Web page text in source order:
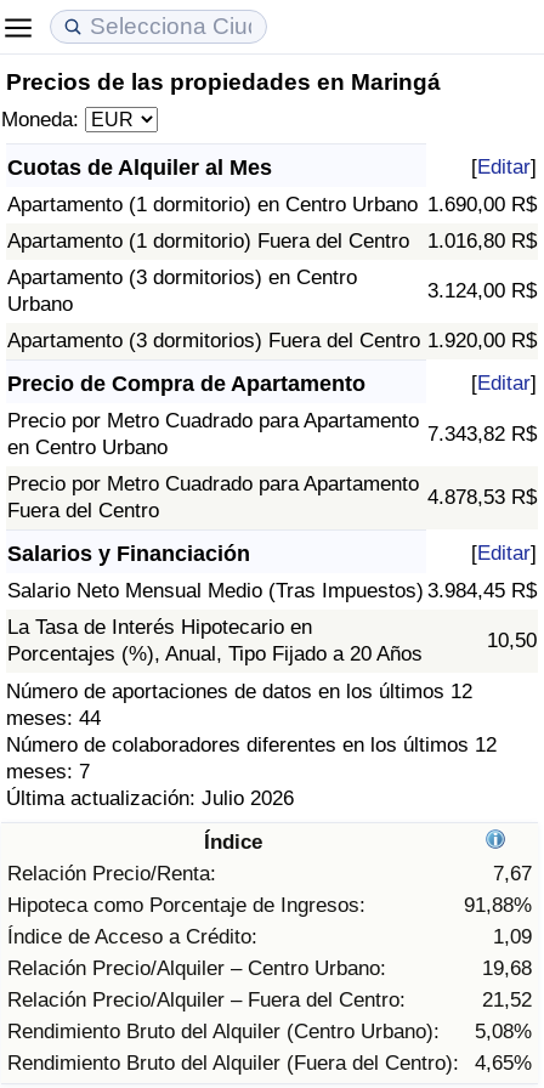
Precios de las propiedades en Maringá
Moneda:
Cuotas de Alquiler al Mes [Editar]
Apartamento (1 dormitorio) en Centro Urbano 1.690,00 R$
Apartamento (1 dormitorio) Fuera del Centro
1.016,80 R$
Apartamento (3 dormitorios) en Centro
Urbano
3.124,00 R$
Apartamento (3 dormitorios) Fuera del Centro 1.920,00 R$
Precio de Compra de Apartamento [Editar]
Precio por Metro Cuadrado para Apartamento
en Centro Urbano
7.343,82 R$
Precio por Metro Cuadrado para Apartamento
Fuera del Centro
4.878,53 R$
Salarios y Financiación [Editar]
Salario Neto Mensual Medio (Tras Impuestos) 3.984,45 R$
La Tasa de Interés Hipotecario en
Porcentajes (%), Anual, Tipo Fijado a 20 Años
10,50
Número de aportaciones de datos en los últimos 12
meses: 44
Número de colaboradores diferentes en los últimos 12
meses: 7
Última actualización: Julio 2026
Índice
Relación Precio/Renta:
7,67
Hipoteca como Porcentaje de Ingresos:
91,88%
Índice de Acceso a Crédito:
1,09
Relación Precio/Alquiler – Centro Urbano:
19,68
Relación Precio/Alquiler – Fuera del Centro:
21,52
Rendimiento Bruto del Alquiler (Centro Urbano):
5,08%
Rendimiento Bruto del Alquiler (Fuera del Centro):
4,65%
Coste de vida
Índice de Costo de Vida (Actual)
Índice de Costo de Vida
Índice de costo de vida por país
en aqaba
Precios de las propiedades
Índice de Precios de Inmuebles (Actual)
Índice de Precios de Inmuebles
Índice de Precios de Inmuebles por País
Calidad de Vida
Índice de Calidad de Vida
Índice de Calidad de Vida (Actual)
Índice de calidad de vida por país
Delincuencia
Calificación del Índice de Criminalidad
(Actual)
Índice de Criminalidad
Índice de criminalidad por país
Sanidad
Índice de Sanidad (Actual)
Índice de Sanidad
Índice de Sanidad por País
Contaminación
Índice de Contaminación (Actual)
Índice de contaminación
Índice de Contaminación por País